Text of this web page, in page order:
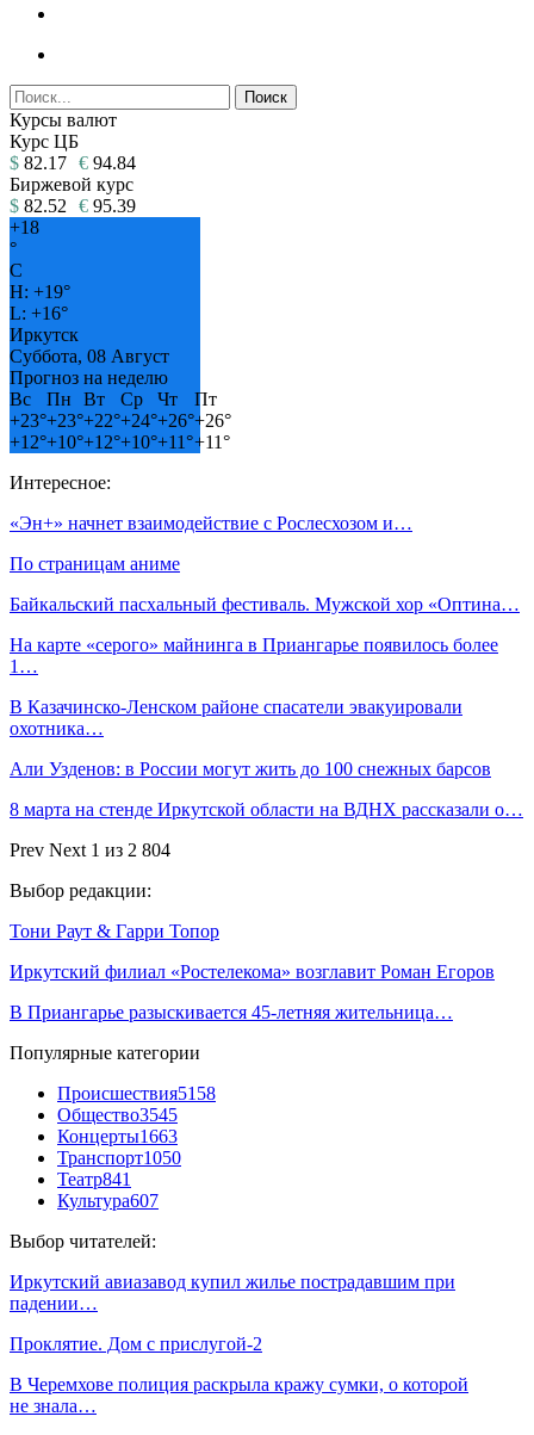
Курсы валют
Курс ЦБ
$ 82.17 € 94.84
Биржевой курс
$ 82.52 € 95.39
+18
°
C
H: +19°
L: +16°
Иркутск
Суббота, 08 Август
Прогноз на неделю
Вс
Пн Вт Ср Чт
Пт
+23°+23°+22°+24°+26°+26°
+12°+10°+12°+10°+11°+11°
Интересное:
«Эн+» начнет взаимодействие с Рослесхозом и…
По страницам аниме
Байкальский пасхальный фестиваль. Мужской хор «Оптина…
На карте «серого» майнинга в Приангарье появилось более
1…
В Казачинско-Ленском районе спасатели эвакуировали
охотника…
Али Узденов: в России могут жить до 100 снежных барсов
8 марта на стенде Иркутской области на ВДНХ рассказали о…
Prev Next 1 из 2 804
Выбор редакции:
Тони Раут & Гарри Топор
Иркутский филиал «Ростелекома» возглавит Роман Егоров
В Приангарье разыскивается 45-летняя жительница…
Популярные категории
Происшествия5158
Общество3545
Концерты1663
Транспорт1050
Театр841
Культура607
Выбор читателей:
Иркутский авиазавод купил жилье пострадавшим при
падении…
Проклятие. Дом с прислугой-2
В Черемхове полиция раскрыла кражу сумки, о которой
не знала…